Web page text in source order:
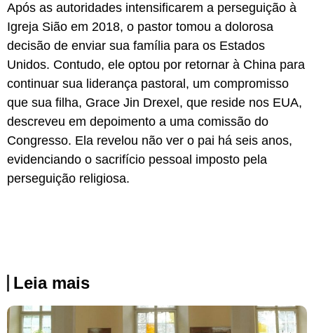
Após as autoridades intensificarem a perseguição à
Igreja Sião em 2018, o pastor tomou a dolorosa
decisão de enviar sua família para os Estados
Unidos. Contudo, ele optou por retornar à China para
continuar sua liderança pastoral, um compromisso
que sua filha, Grace Jin Drexel, que reside nos EUA,
descreveu em depoimento a uma comissão do
Congresso. Ela revelou não ver o pai há seis anos,
evidenciando o sacrifício pessoal imposto pela
perseguição religiosa.
Leia mais